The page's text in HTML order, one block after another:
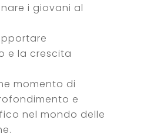
i giovani al
e la crescita
momento di
e
nel mondo delle